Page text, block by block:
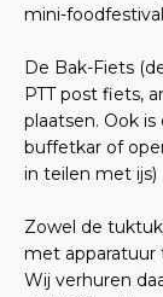
mini-
De Bak-Fiets
PTT post fiets,
plaatsen. Ook
buffetkar of
in teilen met ijs)
Zowel de
met apparatuur
Wij verhuren